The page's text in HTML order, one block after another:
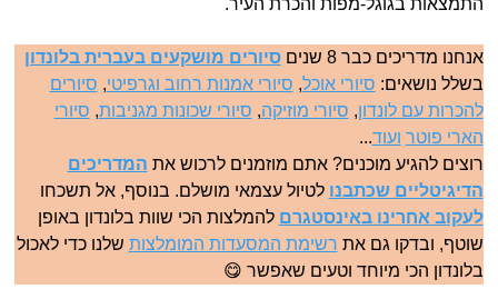
אנחנו מדריכים כבר 8 שנים
סיורים מושקעים בעברית בלונדון
בשלל נושאים: סיורי אוכל, סיורי אמנות רחוב וגרפיטי, סיורים
להכרות עם לונדון, סיורי מוזיקה, סיורי שכונות מגניבות, סיורי
הארי פוטר ועוד...
רוצים להגיע מוכנים? אתם מוזמנים לרכוש את המדריכים
הדיגיטליים שכתבנו לטיול עצמאי מושלם. בנוסף, אל תשכחו
לעקוב אחרינו באינסטגרם להמלצות הכי שוות בלונדון באופן
שוטף, ובדקו גם את רשימת המסעדות המומלצות שלנו כדי לאכול
בלונדון הכי מיוחד וטעים שאפשר 😋